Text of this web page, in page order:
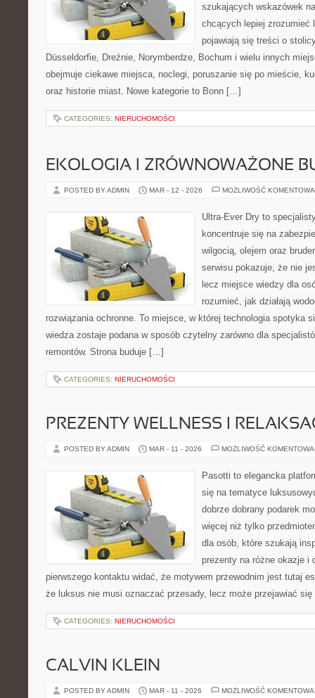
szukających wskazówek
chcących lepiej zrozumieć
pojawiają się treści o
Düsseldorfie, Dreźnie, Norymberdze, Bochum i wielu innych
obejmuje ciekawe miejsca, noclegi, poruszanie się po mieście,
oraz historie miast. Nowe kategorie to Bonn […]
CATEGORIES: NIERUCHOMOŚCI
EKOLOGIA I ZRÓWNOWAŻONE
POSTED BY ADMIN MAR - 12 - 2026 MOŻLIWOŚĆ
Ultra-Ever Dry to
koncentruje się na
wilgocią, olejem oraz
serwisu pokazuje, że nie
lecz miejsce wiedzy dla
rozumieć, jak działają
rozwiązania ochronne. To miejsce, w której technologia spotyka
wiedza zostaje podana w sposób czytelny zarówno dla
remontów. Strona buduje […]
CATEGORIES: NIERUCHOMOŚCI
PREZENTY WELLNESS I
POSTED BY ADMIN MAR - 11 - 2026 MOŻLIWOŚĆ
Pasotti to elegancka
się na tematyce
dobrze dobrany podarek
więcej niż tylko
dla osób, które szukają
prezenty na różne okazje i
pierwszego kontaktu widać, że motywem przewodnim jest tutaj
że luksus nie musi oznaczać przesady, lecz może przejawiać
CATEGORIES: NIERUCHOMOŚCI
CALVIN KLEIN
POSTED BY ADMIN MAR - 11 - 2026 MOŻLIWOŚĆ